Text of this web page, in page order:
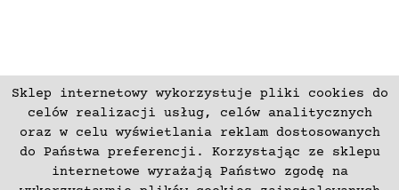
Sklep internetowy wykorzystuje pliki cookies do
celów realizacji usług, celów analitycznych
oraz w celu wyświetlania reklam dostosowanych
do Państwa preferencji. Korzystając ze sklepu
internetowe wyrażają Państwo zgodę na
ZAPISZ SIĘ
Płatności
Regulamin
Zwroty i Reklamacje
Kontakt